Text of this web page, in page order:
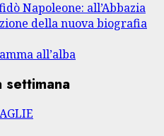
Napoleone: all’Abbazia
della nuova biografia
all’alba